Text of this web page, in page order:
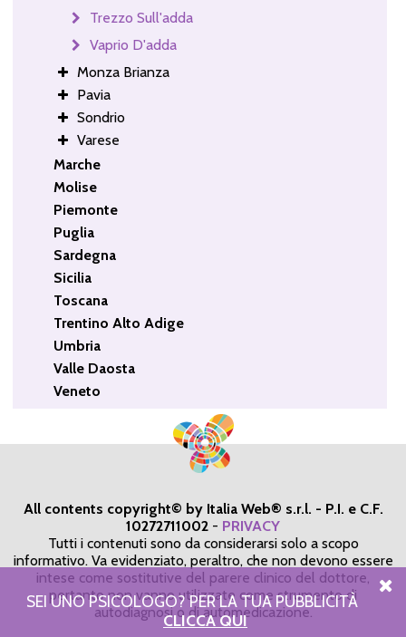
Trezzo Sull'adda
Vaprio D'adda
Monza Brianza
Pavia
Sondrio
Varese
Marche
Molise
Piemonte
Puglia
Sardegna
Sicilia
Toscana
Trentino Alto Adige
Umbria
Valle Daosta
Veneto
All contents copyright© by Italia Web® s.r.l. - P.I. e C.F.
10272711002 - PRIVACY
Tutti i contenuti sono da considerarsi solo a scopo
informativo. Va evidenziato, peraltro, che non devono essere
intese come sostitutive del parere clinico del dottore,
pertanto non vanno utilizzate come strumento di
autodiagnosi o di automedicazione.
SEI UNO PSICOLOGO? PER LA TUA PUBBLICITÀ
CLICCA QUI